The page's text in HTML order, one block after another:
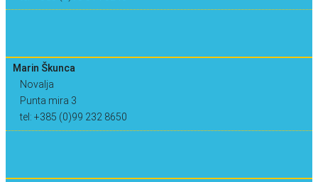
Marin Škunca
Novalja
Punta mira 3
tel: +385 (0)99 232 8650